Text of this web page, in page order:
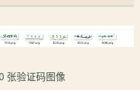
张验证码图像